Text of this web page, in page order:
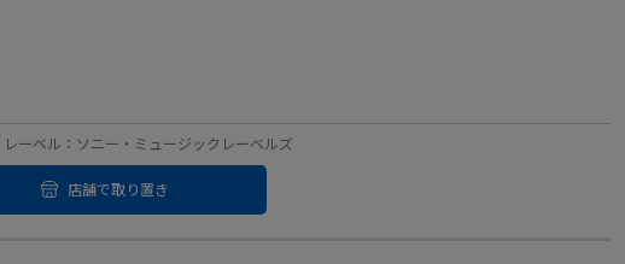
ーベル：ソニー・ミュージックレーベルズ
店舗で取り置き